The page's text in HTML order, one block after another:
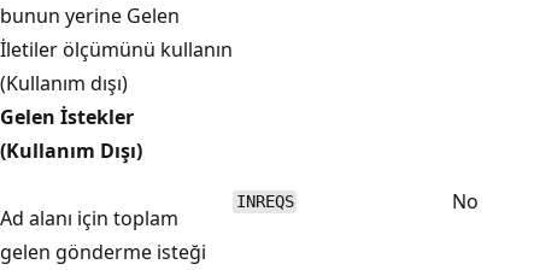
bunun yerine Gelen
İletiler ölçümünü kullanın
(Kullanım dışı)
Gelen İstekler
(Kullanım Dışı)
Ad alanı için toplam
gelen gönderme isteği
INREQS No